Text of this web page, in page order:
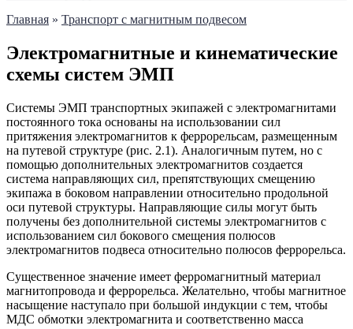
Главная » Транспорт с магнитным подвесом
Электромагнитные и кинематические
схемы систем ЭМП
Системы ЭМП транспортных экипажей с электромагнитами
постоянного тока основаны на использовании сил
притяжения электромагнитов к феррорельсам, размещенным
на путевой структуре (рис. 2.1). Аналогичным путем, но с
помощью дополнительных электромагнитов создается
система направляющих сил, препятствующих смещению
экипажа в боковом направлении относительно продольной
оси путевой структуры. Направляющие силы могут быть
получены без дополнительной системы электромагнитов с
использованием сил бокового смещения полюсов
электромагнитов подвеса относительно полюсов феррорельса.
Существенное значение имеет ферромагнитный материал
магнитопровода и феррорельса. Желательно, чтобы магнитное
насыщение наступало при большой индукции с тем, чтобы
МДС обмотки электромагнита и соответственно масса